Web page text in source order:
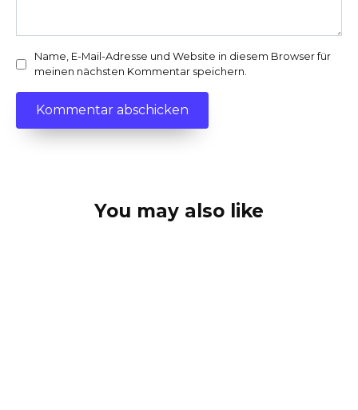
Name, E-Mail-Adresse und Website in diesem Browser für
meinen nächsten Kommentar speichern.
You may also like